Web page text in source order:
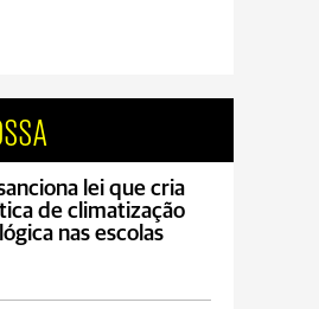
lei que cria
de climatização
nas escolas